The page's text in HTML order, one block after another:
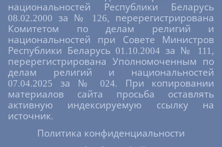
национальностей Республики Беларусь
08.02.2000 за № 126, перерегистрирована
Комитетом по делам религий и
национальностей при Совете Министров
Республики Беларусь 01.10.2004 за № 111,
перерегистрирована Уполномоченным по
делам религий и национальностей
07.04.2025 за № 024. При копировании
материалов сайта просьба оставлять
активную индексируемую ссылку на
источник.
Политика конфиденциальности